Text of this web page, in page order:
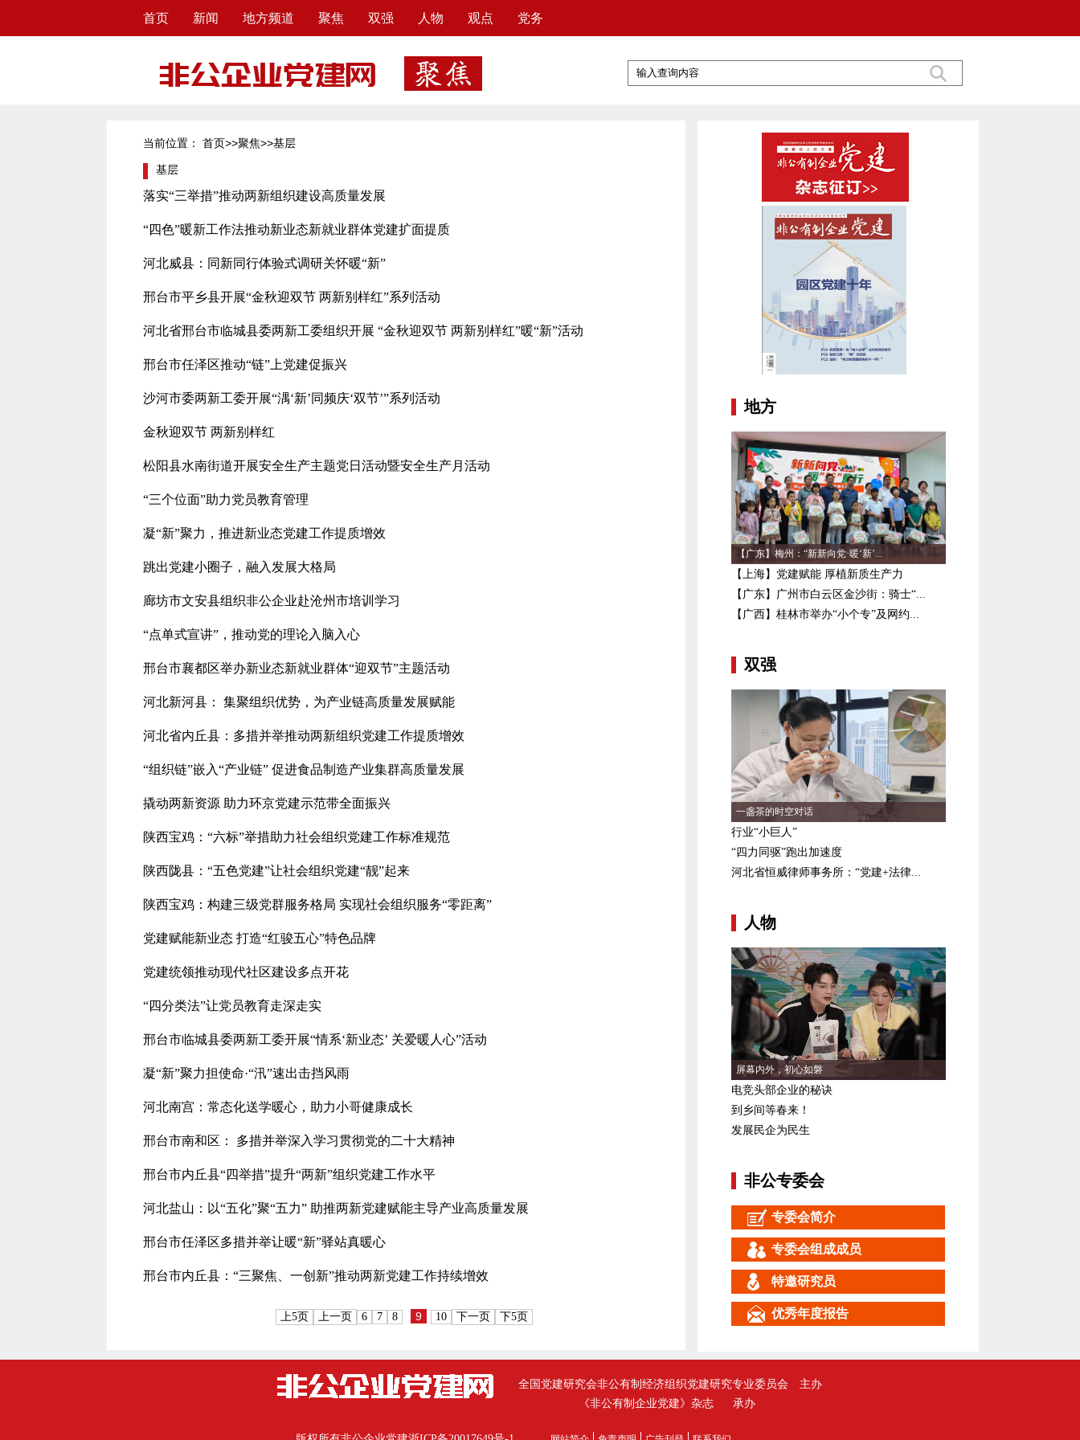
首页 新闻 地方频道 聚焦 双强 人物 观点 党务
当前位置： 首页>>聚焦>>基层
基层
落实“三举措”推动两新组织建设高质量发展
“四色”暖新工作法推动新业态新就业群体党建扩面提质
河北威县：同新同行体验式调研关怀暖“新”
邢台市平乡县开展“金秋迎双节 两新别样红”系列活动
河北省邢台市临城县委两新工委组织开展 “金秋迎双节 两新别样红”暖“新”活动
邢台市任泽区推动“链”上党建促振兴
沙河市委两新工委开展“湡‘新’同频庆‘双节’”系列活动
金秋迎双节 两新别样红
松阳县水南街道开展安全生产主题党日活动暨安全生产月活动
“三个位面”助力党员教育管理
凝“新”聚力，推进新业态党建工作提质增效
跳出党建小圈子，融入发展大格局
廊坊市文安县组织非公企业赴沧州市培训学习
“点单式宣讲”，推动党的理论入脑入心
邢台市襄都区举办新业态新就业群体“迎双节”主题活动
河北新河县： 集聚组织优势，为产业链高质量发展赋能
河北省内丘县：多措并举推动两新组织党建工作提质增效
“组织链”嵌入“产业链” 促进食品制造产业集群高质量发展
撬动两新资源 助力环京党建示范带全面振兴
陕西宝鸡：“六标”举措助力社会组织党建工作标准规范
陕西陇县：“五色党建”让社会组织党建“靓”起来
陕西宝鸡：构建三级党群服务格局 实现社会组织服务“零距离”
党建赋能新业态 打造“红骏五心”特色品牌
党建统领推动现代社区建设多点开花
“四分类法”让党员教育走深走实
邢台市临城县委两新工委开展“情系‘新业态’ 关爱暖人心”活动
凝“新”聚力担使命·“汛”速出击挡风雨
河北南宫：常态化送学暖心，助力小哥健康成长
邢台市南和区： 多措并举深入学习贯彻党的二十大精神
邢台市内丘县“四举措”提升“两新”组织党建工作水平
河北盐山：以“五化”聚“五力” 助推两新党建赋能主导产业高质量发展
邢台市任泽区多措并举让暖“新”驿站真暖心
邢台市内丘县：“三聚焦、一创新”推动两新党建工作持续增效
上5页 上一页 6 7 8 9 10 下一页 下5页
地方
【广东】梅州：“新新向党·暖‘新’...
【上海】党建赋能 厚植新质生产力
【广东】广州市白云区金沙街：骑士“...
【广西】桂林市举办“小个专”及网约...
双强
一盏茶的时空对话
行业“小巨人”
“四力同驱”跑出加速度
河北省恒威律师事务所：“党建+法律...
人物
屏幕内外，初心如磐
电竞头部企业的秘诀
到乡间等春来！
发展民企为民生
非公专委会
专委会简介
专委会组成成员
特邀研究员
优秀年度报告
全国党建研究会非公有制经济组织党建研究专业委员会
主办
《非公有制企业党建》杂志
承办